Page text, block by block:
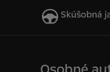
Skúšobná